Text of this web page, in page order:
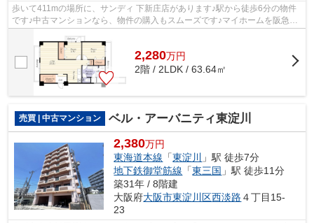
歩いて411mの場所に、サンディ 下新庄店があります♪駅から徒歩6分の物件
です♪中古マンションなら、物件の購入もスムーズです♪マイホームを阪急千
里線下新庄周辺でご購入しようとお考え...
2,280万円
2階 / 2LDK / 63.64㎡
売買 | 中古マンション ベル・アーバニティ東淀川
2,380万円
東海道本線 「東淀川
」駅 徒歩7分
地下鉄御堂筋線 「東三国 」駅 徒歩11分
築31年 / 8階建
大阪府大阪市東淀川区西淡路 ４丁目15-
23